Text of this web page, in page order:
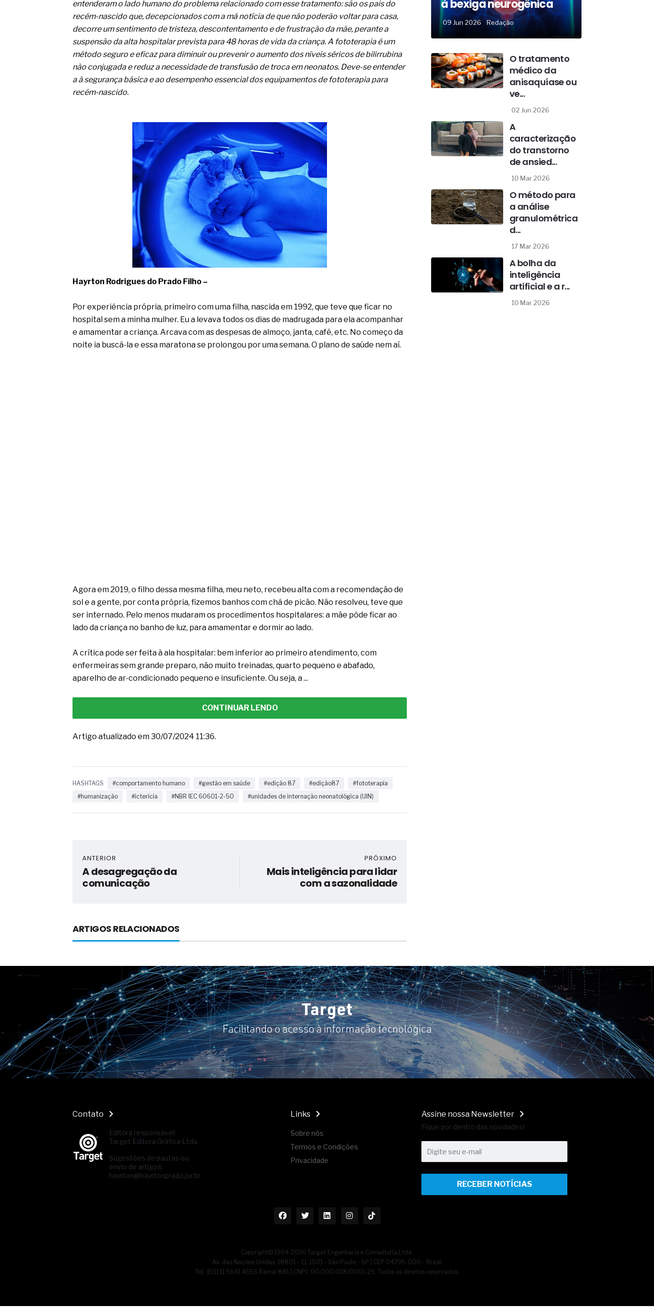
governança das organizações
O desenho industrial ganha espaço como estratégia
competitiva nas empresas
As variações dimensionais dos produtos de materiais
cimentícios com fibra de vidro
A IA elevou a régua do comprador B2B e a venda complexa
ficou ainda mais humana
entenderam o lado humano do problema relacionado com esse tratamento: são os pais do
recém-nascido que, decepcionados com a má notícia de que não poderão voltar para casa,
decorre um sentimento de tristeza, descontentamento e de frustração da mãe, perante a
suspensão da alta hospitalar prevista para 48 horas de vida da criança. A fototerapia é um
método seguro e eficaz para diminuir ou prevenir o aumento dos níveis séricos de bilirrubina
não conjugada e reduz a necessidade de transfusão de troca em neonatos. Deve-se entender
a à segurança básica e ao desempenho essencial dos equipamentos de fototerapia para
recém-nascido.
Hayrton Rodrigues do Prado Filho –
Por experiência própria, primeiro com uma filha, nascida em 1992, que teve que ficar no
hospital sem a minha mulher. Eu a levava todos os dias de madrugada para ela acompanhar
e amamentar a criança. Arcava com as despesas de almoço, janta, café, etc. No começo da
noite ia buscá-la e essa maratona se prolongou por uma semana. O plano de saúde nem aí.
Agora em 2019, o filho dessa mesma filha, meu neto, recebeu alta com a recomendação de
sol e a gente, por conta própria, fizemos banhos com chá de picão. Não resolveu, teve que
ser internado. Pelo menos mudaram os procedimentos hospitalares: a mãe pôde ficar ao
lado da criança no banho de luz, para amamentar e dormir ao lado.
A crítica pode ser feita à ala hospitalar: bem inferior ao primeiro atendimento, com
enfermeiras sem grande preparo, não muito treinadas, quarto pequeno e abafado,
aparelho de ar-condicionado pequeno e insuficiente. Ou seja, a ...
CONTINUAR LENDO
Artigo atualizado em 30/07/2024 11:36.
HASHTAGS #comportamento humano #gestão em saúde #edição 87 #edição87
#fototerapia
#humanização
#icterícia #NBR IEC 60601-2-50 #unidades de internação neonatológica (UIN)
ANTERIOR
A desagregação da
comunicação
PRÓXIMO
Mais inteligência para lidar
com a sazonalidade
ARTIGOS RELACIONADOS
à bexiga neurogênica
09 Jun 2026 Redação
O tratamento
médico da
anisaquíase ou
ve...
02 Jun 2026
A
caracterização
do transtorno
de ansied...
10 Mar 2026
O método para
a análise
granulométrica
d...
17 Mar 2026
A bolha da
inteligência
artificial e a r...
10 Mar 2026
Target
Facilitando o acesso à informação tecnológica
Contato
Editora responsável:
Target Editora Gráfica Ltda.
Sugestões de pautas ou
envio de artigos:
hayrton@hayrtonprado.jor.br
Links
Sobre nós
Termos e Condições
Privacidade
Assine nossa Newsletter
Fique por dentro das novidades!
RECEBER NOTÍCIAS
Copyright© 1994-2026 Target Engenharia e Consultoria Ltda.
Av. das Nações Unidas, 18801 - Cj. 1501 - São Paulo - SP | CEP 04795-000 - Brasil
Tel.: [55] 11 5641.4655 Ramal 881 | CNPJ: 00.000.028/0001-29. Todos os direitos reservados.